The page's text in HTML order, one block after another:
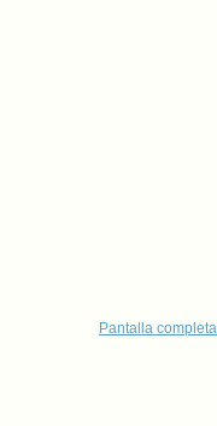
Pantalla completa